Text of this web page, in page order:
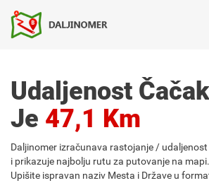
Udaljenost
Je 47,1 Km
Daljinomer izračunava rastojanje /
i prikazuje najbolju rutu za putovanje na mapi.
Upišite ispravan naziv Mesta i Države u